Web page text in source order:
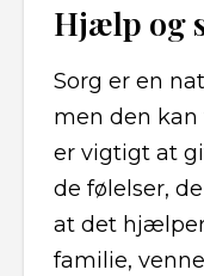
Hjælp og
Sorg er en
men den
er vigtigt at
de følelser,
at det
familie,